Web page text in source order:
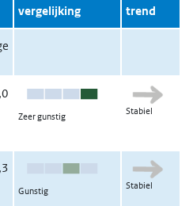
vergelijking
trend
Zeer gunstig Stabiel
Gunstig Stabiel